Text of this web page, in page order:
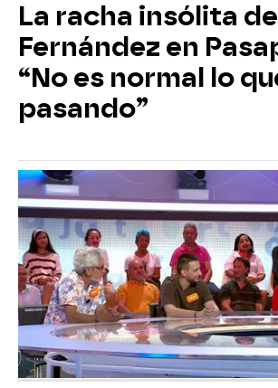
La racha insólita
Fernández en
“No es normal lo
pasando”